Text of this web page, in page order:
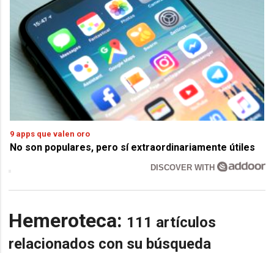
9 apps que valen oro
No son populares, pero sí extraordinariamente útiles
DISCOVER WITH
Hemeroteca: 111 artículos
relacionados con su búsqueda